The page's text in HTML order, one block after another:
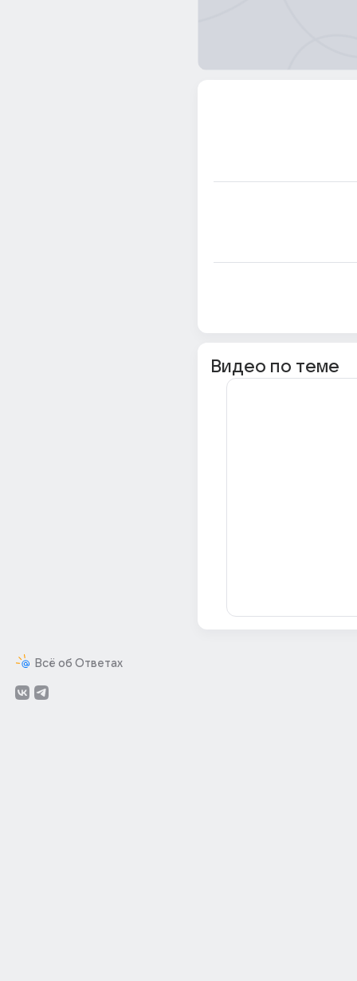
Всё об Ответах
Видео по теме